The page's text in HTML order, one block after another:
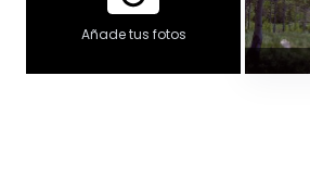
Añade tus fotos